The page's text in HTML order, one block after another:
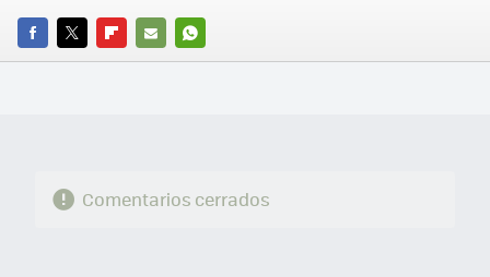
FACEBOOK
TWITTERFLIPBOARD
E-
WHATSAPP
Comentarios cerrados